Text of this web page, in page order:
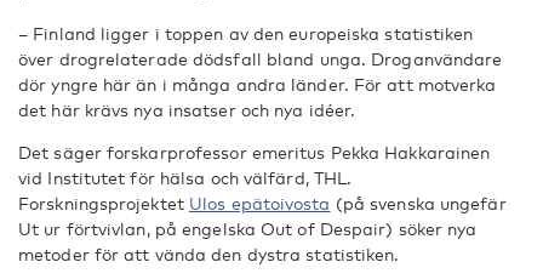
– Finland ligger i toppen av den europeiska statistiken
över drogrelaterade dödsfall bland unga. Droganvändare
dör yngre här än i många andra länder. För att motverka
det här krävs nya insatser och nya idéer.
Det säger forskarprofessor emeritus Pekka Hakkarainen
vid Institutet för hälsa och välfärd, THL.
Forskningsprojektet Ulos epätoivosta (på svenska ungefär
Ut ur förtvivlan, på engelska Out of Despair) söker nya
metoder för att vända den dystra statistiken.